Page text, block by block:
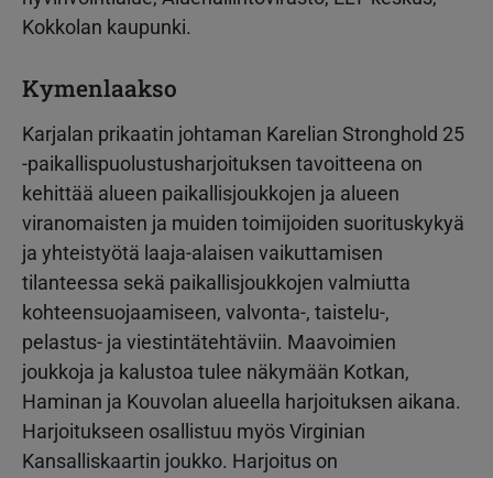
Kokkolan kaupunki.
Kymenlaakso
Karjalan prikaatin johtaman Karelian Stronghold 25
-paikallispuolustusharjoituksen tavoitteena on
kehittää alueen paikallisjoukkojen ja alueen
viranomaisten ja muiden toimijoiden suorituskykyä
ja yhteistyötä laaja-alaisen vaikuttamisen
tilanteessa sekä paikallisjoukkojen valmiutta
kohteensuojaamiseen, valvonta-, taistelu-,
pelastus- ja viestintätehtäviin. Maavoimien
joukkoja ja kalustoa tulee näkymään Kotkan,
Haminan ja Kouvolan alueella harjoituksen aikana.
Harjoitukseen osallistuu myös Virginian
Kansalliskaartin joukko. Harjoitus on